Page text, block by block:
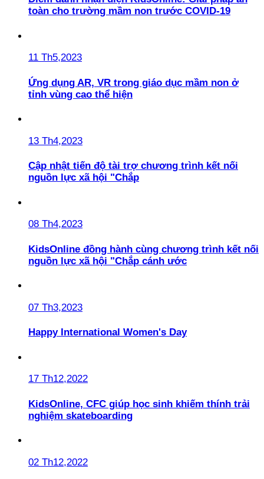
toàn cho trường mầm non trước COVID-19
11 Th5,2023
Ứng dụng AR, VR trong giáo dục mầm non ở
tỉnh vùng cao thể hiện
13 Th4,2023
Cập nhật tiến độ tài trợ chương trình kết nối
nguồn lực xã hội "Chắp
08 Th4,2023
KidsOnline đồng hành cùng chương trình kết nối
nguồn lực xã hội "Chắp cánh ước
07 Th3,2023
Happy International Women's Day
17 Th12,2022
KidsOnline, CFC giúp học sinh khiếm thính trải
nghiệm skateboarding
02 Th12,2022